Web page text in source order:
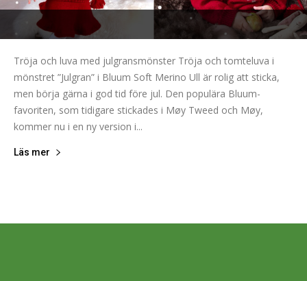
Tröja och luva med julgransmönster Tröja och tomteluva i
mönstret ”Julgran” i Bluum Soft Merino Ull är rolig att sticka,
men börja gärna i god tid före jul. Den populära Bluum-
favoriten, som tidigare stickades i Møy Tweed och Møy,
kommer nu i en ny version i...
Läs mer